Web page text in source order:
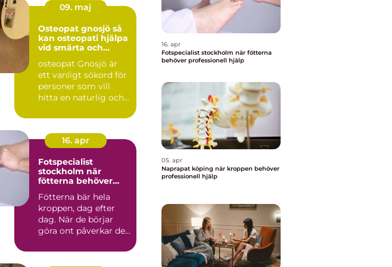
09. maj
Osteopat gnosjö så
kan osteopati hjälpa
vid smärta och
osteopat Gnosjö är
ett vanligt sökord för
personer som vill
hitta en naturlig och
16. apr
Fotspecialist
stockholm när
fötterna behöver
Fötterna bär hela
kroppen, dag efter
dag. När de börjar
göra ont påverkar det
tr...
16. apr
Fotspecialist stockholm när fötterna
behöver professionell hjälp
05. apr
Naprapat köping när kroppen behöver
professionell hjälp